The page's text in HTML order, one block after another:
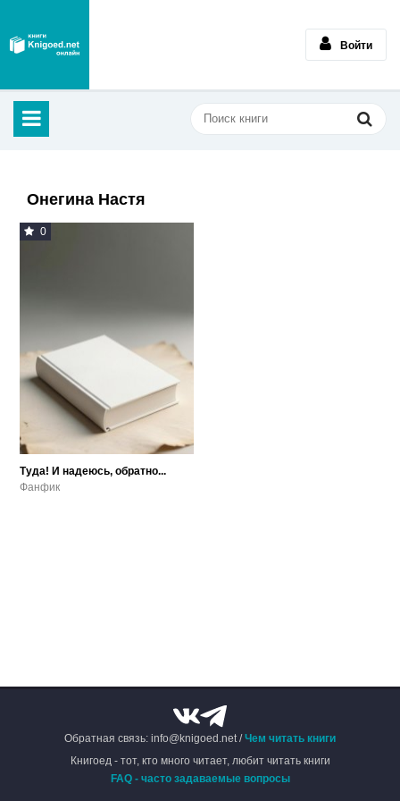
Войти
Онегина Настя
0
Туда! И надеюсь, обратно...
Фанфик
Обратная связь: info@knigoed.net /Чем читать книги
Книгоед - тот, кто много читает, любит читать книги
FAQ - часто задаваемые вопросы